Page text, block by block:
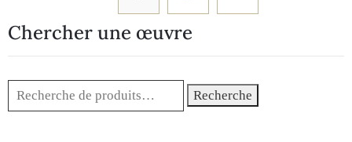
Chercher une œuvre
Recherche